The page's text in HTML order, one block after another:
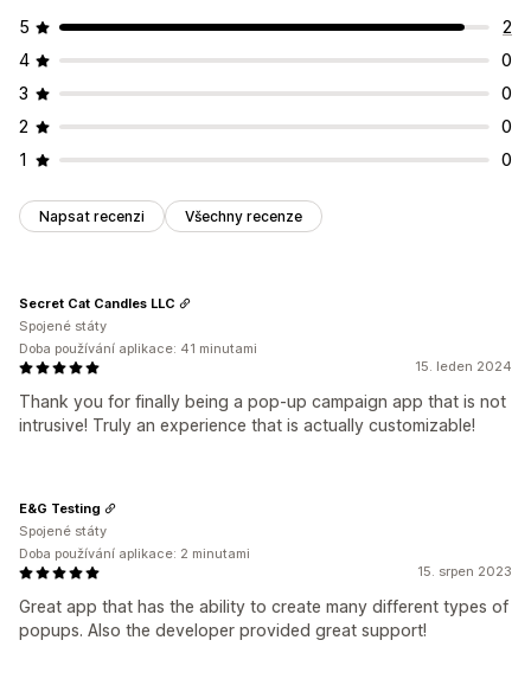
Vlastní automaticky otevíraná okna
Správa automaticky otevíraných oken
Nástroj Editor
Seznam pro shromažďování souhlasu s doručováním e-
mailů
5
2
4
0
3
0
2
0
1
0
Napsat recenzi Všechny recenze
15. leden 2024
Thank you for finally being a pop-up campaign app that is not
intrusive! Truly an experience that is actually customizable!
Secret Cat Candles LLC
Spojené státy
Doba používání aplikace: 41 minutami
15. srpen 2023
Great app that has the ability to create many different types of
popups. Also the developer provided great support!
E&G Testing
Spojené státy
Doba používání aplikace: 2 minutami